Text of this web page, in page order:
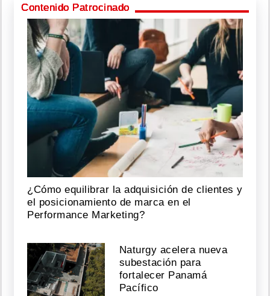
Contenido Patrocinado
¿Cómo equilibrar la adquisición de clientes y
el posicionamiento de marca en el
Performance Marketing?
Naturgy acelera nueva
subestación para
fortalecer Panamá
Pacífico